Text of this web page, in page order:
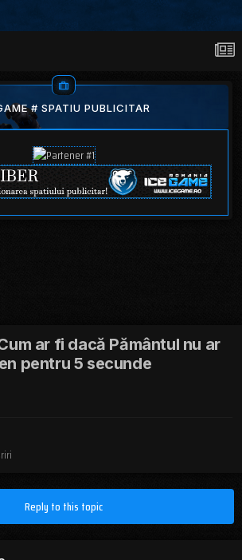
# SPATIU PUBLICITAR
ar fi dacă Pământul nu ar
pentru 5 secunde
Reply to this topic